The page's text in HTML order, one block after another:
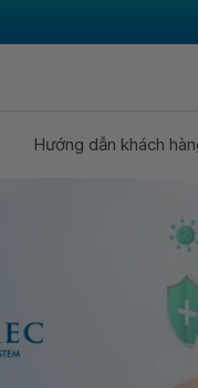
Hướng dẫn khách